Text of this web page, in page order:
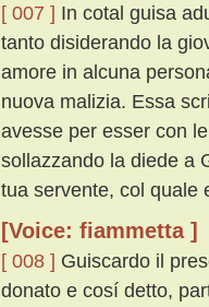
[ 007 ] In cotal guisa
tanto disiderando la
amore in alcuna
nuova malizia. Essa
avesse per esser con
sollazzando la diede a
tua servente, col quale
[Voice: fiammetta ]
[ 008 ] Guiscardo il
donato e cosí detto,